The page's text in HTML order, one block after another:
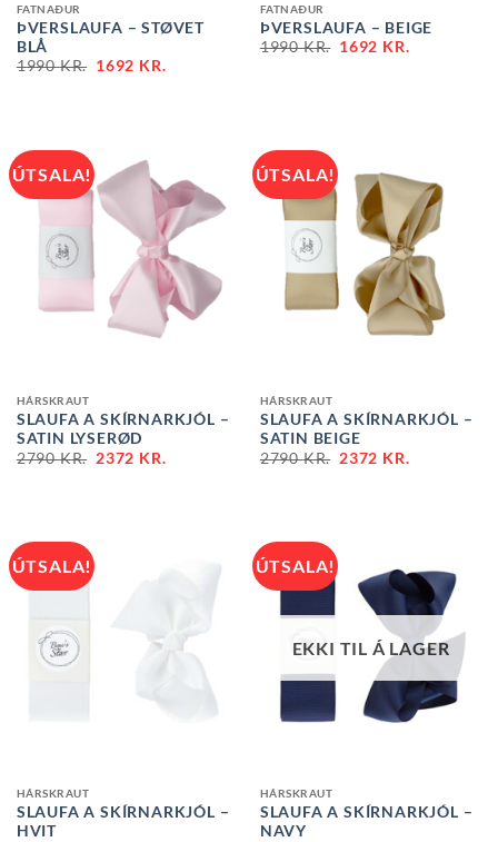
FATNAÐUR
ÞVERSLAUFA – STØVET
BLÅ
1990KR. 1692 KR.
FATNAÐUR
ÞVERSLAUFA – BEIGE
1990KR. 1692 KR.
ÚTSALA!
HÁRSKRAUT
SLAUFA A SKÍRNARKJÓL –
SATIN LYSERØD
2790KR. 2372 KR.
ÚTSALA!
HÁRSKRAUT
SLAUFA A SKÍRNARKJÓL –
SATIN BEIGE
2790KR. 2372 KR.
ÚTSALA!
HÁRSKRAUT
SLAUFA A SKÍRNARKJÓL –
HVIT
ÚTSALA!
EKKI TIL Á LAGER
HÁRSKRAUT
SLAUFA A SKÍRNARKJÓL –
NAVY